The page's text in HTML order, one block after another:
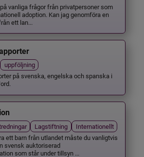
vanliga frågor från privatpersoner som
adoption. Kan jag genomföra en
ett lan...
uppföljning
på svenska, engelska och spanska i
Lagstiftning
Internationellt
ett barn från utlandet måste du vanligtvis
svensk auktoriserad
som står under tillsyn ...